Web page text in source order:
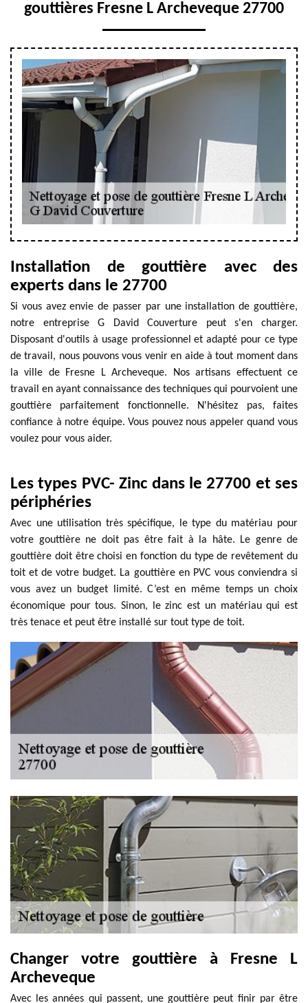
gouttières Fresne L Archeveque 27700
Installation de gouttière avec des
experts dans le 27700
Si vous avez envie de passer par une installation de gouttière,
notre entreprise G David Couverture peut s'en charger.
Disposant d'outils à usage professionnel et adapté pour ce type
de travail, nous pouvons vous venir en aide à tout moment dans
la ville de Fresne L Archeveque. Nos artisans effectuent ce
travail en ayant connaissance des techniques qui pourvoient une
gouttière parfaitement fonctionnelle. N'hésitez pas, faites
confiance à notre équipe. Vous pouvez nous appeler quand vous
voulez pour vous aider.
Les types PVC- Zinc dans le 27700 et ses
périphéries
Avec une utilisation très spécifique, le type du matériau pour
votre gouttière ne doit pas être fait à la hâte. Le genre de
gouttière doit être choisi en fonction du type de revêtement du
toit et de votre budget. La gouttière en PVC vous conviendra si
vous avez un budget limité. C’est en même temps un choix
économique pour tous. Sinon, le zinc est un matériau qui est
très tenace et peut être installé sur tout type de toit.
Changer votre gouttière à Fresne L
Archeveque
Avec les années qui passent, une gouttière peut finir par être